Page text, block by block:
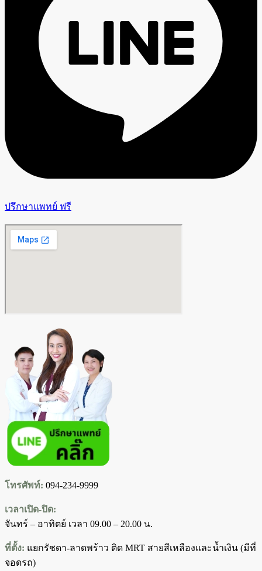
ปรึกษาแพทย์ ฟรี
โทรศัพท์: 094-234-9999
เวลาเปิด-ปิด:
จันทร์ – อาทิตย์ เวลา 09.00 – 20.00 น.
ที่ตั้ง: แยกรัชดา-ลาดพร้าว ติด MRT สายสีเหลืองและน้ำเงิน (มีที่
จอดรถ)